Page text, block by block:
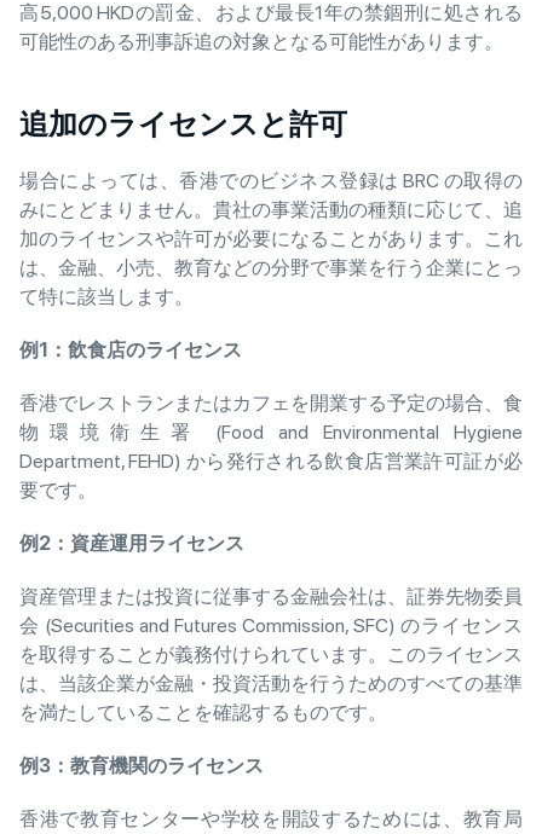
高5,000 HKDの罰金、および最長1年の禁錮刑に処される
可能性のある刑事訴追の対象となる可能性があります。
追加のライセンスと許可
場合によっては、香港でのビジネス登録は BRC の取得の
みにとどまりません。貴社の事業活動の種類に応じて、追
加のライセンスや許可が必要になることがあります。これ
は、金融、小売、教育などの分野で事業を行う企業にとっ
て特に該当します。
例 1 ：飲食店のライセンス
香港でレストランまたはカフェを開業する予定の場合、食
物環境衛生署 (Food and Environmental Hygiene
Department, FEHD) から発行される飲食店営業許可証が必
要です。
例 2 ：資産運用ライセンス
資産管理または投資に従事する金融会社は、証券先物委員
会 (Securities and Futures Commission, SFC) のライセンス
を取得することが義務付けられています。このライセンス
は、当該企業が金融・投資活動を行うためのすべての基準
を満たしていることを確認するものです。
例 3 ：教育機関のライセンス
香港で教育センターや学校を開設するためには、教育局